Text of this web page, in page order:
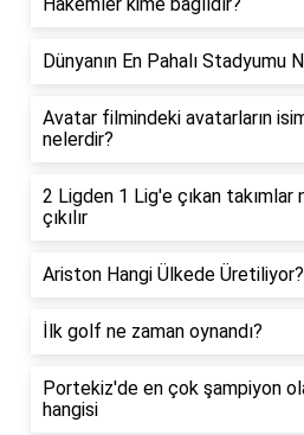
Dünyanın En Pahalı Stadyumu
Avatar filmindeki avatarların
nelerdir?
2 Ligden 1 Lig'e çıkan takımlar
çıkılır
Ariston Hangi Ülkede
İlk golf ne zaman oynandı?
Portekiz'de en çok şampiyon
hangisi